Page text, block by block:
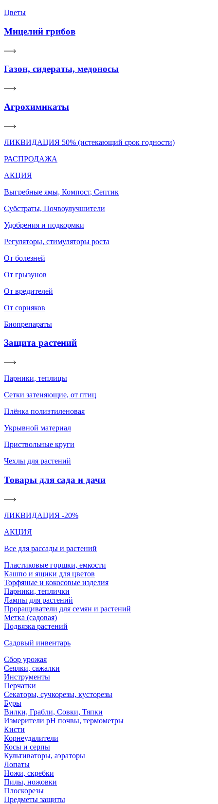
Цветы
Мицелий грибов
Газон, сидераты, медоносы
Агрохимикаты
ЛИКВИДАЦИЯ 50% (истекающий срок годности)
РАСПРОДАЖА
АКЦИЯ
Выгребные ямы, Компост, Септик
Субстраты, Почвоулучшители
Удобрения и подкормки
Регуляторы, стимуляторы роста
От болезней
От грызунов
От вредителей
От сорняков
Биопрепараты
Защита растений
Парники, теплицы
Сетки затеняющие, от птиц
Плёнка полиэтиленовая
Укрывной материал
Приствольные круги
Чехлы для растений
Товары для сада и дачи
ЛИКВИДАЦИЯ -20%
АКЦИЯ
Все для рассады и растений
Пластиковые горшки, емкости
Кашпо и ящики для цветов
Торфяные и кокосовые изделия
Парники, теплички
Лампы для растений
Проращиватели для семян и растений
Метка (садовая)
Подвязка растений
Садовый инвентарь
Сбор урожая
Сеялки, сажалки
Инструменты
Перчатки
Секаторы, сучкорезы, кусторезы
Буры
Вилки, Грабли, Совки, Тяпки
Измерители pH почвы, термометры
Кисти
Корнеудалители
Косы и серпы
Культиваторы, аэраторы
Лопаты
Ножи, скребки
Пилы, ножовки
Плоскорезы
Предметы защиты